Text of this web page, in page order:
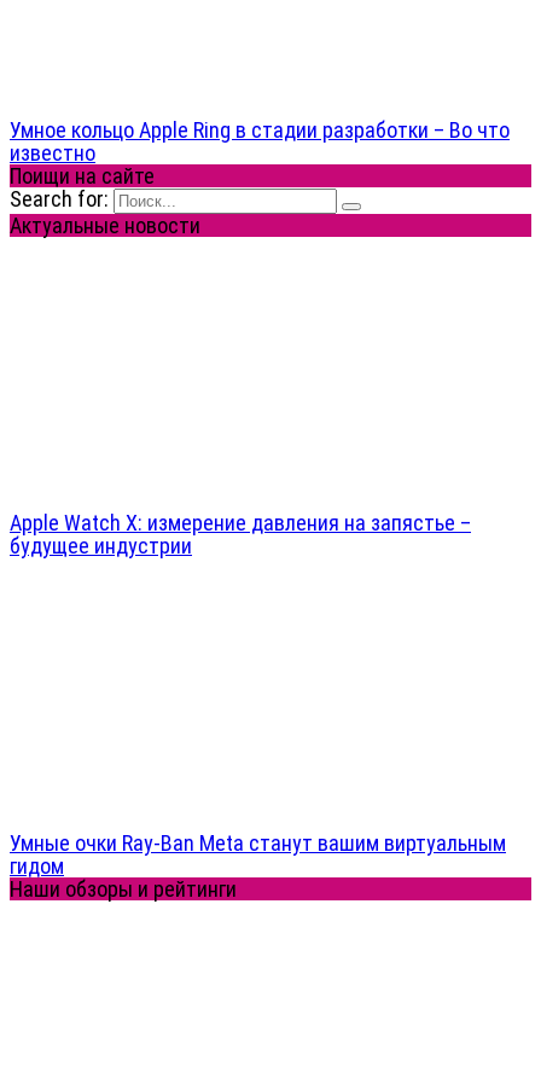
Умное кольцо Apple Ring в стадии разработки – Во что
известно
Поищи на сайте
Search for:
Актуальные новости
Apple Watch X: измерение давления на запястье –
будущее индустрии
Умные очки Ray-Ban Meta станут вашим виртуальным
гидом
Наши обзоры и рейтинги